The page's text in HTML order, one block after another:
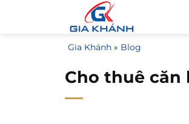
Gia Khánh » Blog
Cho thuê căn